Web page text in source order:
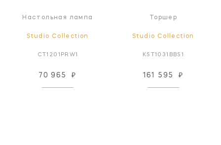
Настольная лампа
Studio Collection
CT1201PRW1
70 965 ₽
Торшер
Studio Collection
KST1031BBS1
161 595 ₽